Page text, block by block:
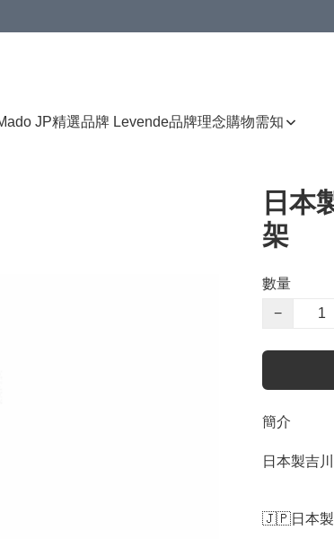
JP精選品牌 Levende品牌理念購物需知
日本
架
數量
−
簡介
日本製吉
🇯🇵日本製